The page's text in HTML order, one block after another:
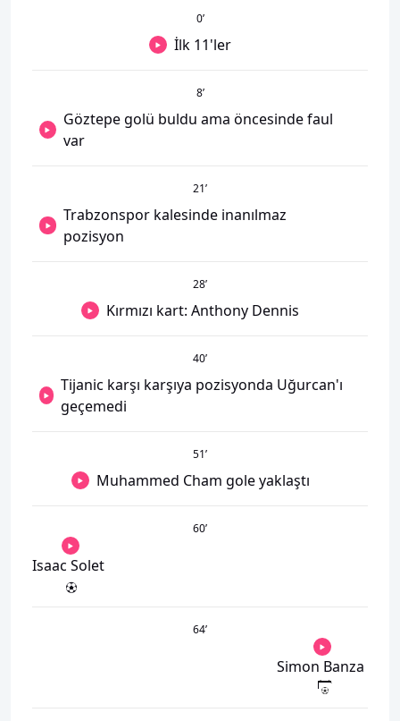
0’
İlk 11'ler
8’
Göztepe golü buldu ama öncesinde faul
var
21’
Trabzonspor kalesinde inanılmaz
pozisyon
28’
Kırmızı kart: Anthony Dennis
40’
Tijanic karşı karşıya pozisyonda Uğurcan'ı
geçemedi
51’
Muhammed Cham gole yaklaştı
60’
Isaac Solet
64’
Simon Banza